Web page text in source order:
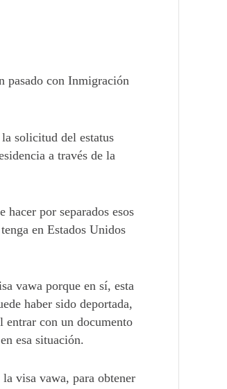
pasado con Inmigración
solicitud del estatus
a través de la
hacer por separados esos
en Estados Unidos
vawa porque en sí, esta
haber sido deportada,
entrar con un documento
esa situación.
visa vawa, para obtener